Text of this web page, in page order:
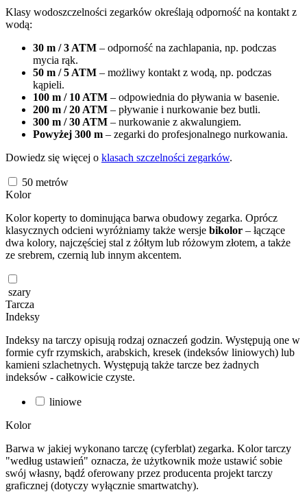
Klasy wodoszczelności zegarków określają odporność na kontakt z
wodą:
30 m / 3 ATM – odporność na zachlapania, np. podczas
mycia rąk.
50 m / 5 ATM – możliwy kontakt z wodą, np. podczas
kąpieli.
100 m / 10 ATM – odpowiednia do pływania w basenie.
200 m / 20 ATM – pływanie i nurkowanie bez butli.
300 m / 30 ATM – nurkowanie z akwalungiem.
Powyżej 300 m – zegarki do profesjonalnego nurkowania.
Dowiedz się więcej o klasach szczelności zegarków.
50 metrów
Kolor
Kolor koperty to dominująca barwa obudowy zegarka. Oprócz
klasycznych odcieni wyróżniamy także wersje bikolor – łączące
dwa kolory, najczęściej stal z żółtym lub różowym złotem, a także
ze srebrem, czernią lub innym akcentem.
szary
Tarcza
Indeksy
Indeksy na tarczy opisują rodzaj oznaczeń godzin. Występują one w
formie cyfr rzymskich, arabskich, kresek (indeksów liniowych) lub
kamieni szlachetnych. Występują także tarcze bez żadnych
indeksów - całkowicie czyste.
liniowe
Kolor
Barwa w jakiej wykonano tarczę (cyferblat) zegarka. Kolor tarczy
"według ustawień" oznacza, że użytkownik może ustawić sobie
swój własny, bądź oferowany przez producenta projekt tarczy
graficznej (dotyczy wyłącznie smartwatchy).